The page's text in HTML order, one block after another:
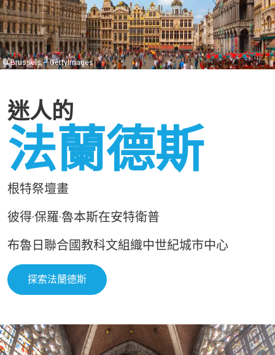
© Brussels – GettyImages
迷人的
法蘭德斯
根特祭壇畫
彼得·保羅·魯本斯在安特衛普
布魯日聯合國教科文組織中世紀城市中心
探索法蘭德斯